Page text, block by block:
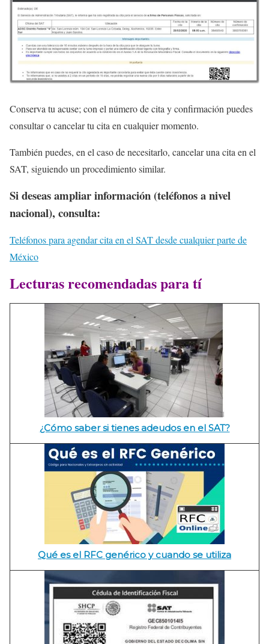
Conserva tu acuse; con el número de cita y confirmación puedes
consultar o cancelar tu cita en cualquier momento.
También puedes, en el caso de necesitarlo, cancelar una cita en el
SAT, siguiendo un procedimiento similar.
Si deseas ampliar información (teléfonos a nivel
nacional), consulta:
Teléfonos para agendar cita en el SAT desde cualquier parte de
México
Lecturas recomendadas para tí
¿Cómo saber si tienes adeudos en el SAT?
Qué es el RFC genérico y cuando se utiliza